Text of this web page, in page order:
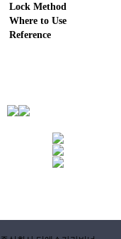
Lock Method
Where to Use
Reference